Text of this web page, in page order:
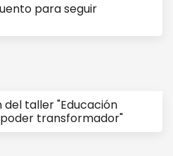
para seguir
taller "Educación
transformador"